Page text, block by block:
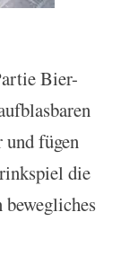
Bier-
und fügen
die